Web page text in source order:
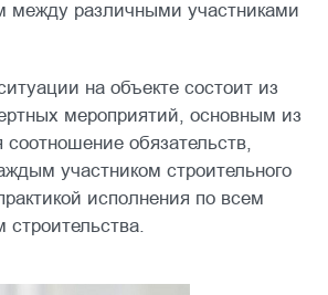
между различными участниками
на объекте состоит из
мероприятий, основным из
соотношение обязательств,
участником строительного
исполнения по всем